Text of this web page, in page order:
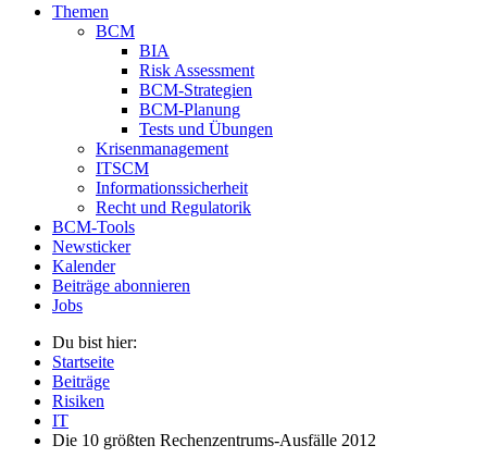
Themen
BCM
BIA
Risk Assessment
BCM-Strategien
BCM-Planung
Tests und Übungen
Krisenmanagement
ITSCM
Informationssicherheit
Recht und Regulatorik
BCM-Tools
Newsticker
Kalender
Beiträge abonnieren
Jobs
Du bist hier:
Startseite
Beiträge
Risiken
IT
Die 10 größten Rechenzentrums-Ausfälle 2012